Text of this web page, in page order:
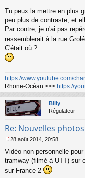
u
Tu peux la mettre en plus
peu plus de contraste, et
Par contre, je n'ai pas
ressemblerait à la rue
C'était où ?
https://www.youtube.com/
Rhone-Océan >>> https://
Billy
Régulateur
Re: Nouvelles
e
s
a
28 août 2014, 20:58
Vidéo non personnelle
tramway (filmé à UTT) sur
sur France 2